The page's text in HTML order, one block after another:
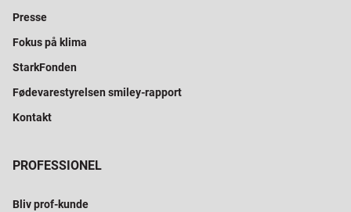
Presse
Fokus på klima
StarkFonden
Fødevarestyrelsen smiley-rapport
Kontakt
PROFESSIONEL
Bliv prof-kunde